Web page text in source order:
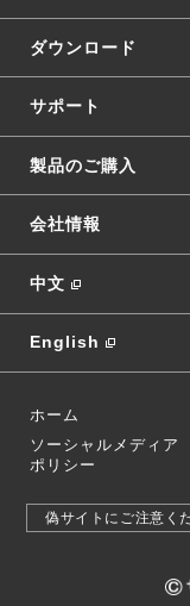
ダウンロード
サポート
製品のご購入
会社情報
中文
English
ホーム
ソーシャルメディア
ポリシー
偽サイトにご注意く